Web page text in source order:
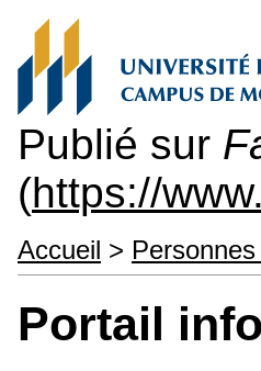
Publié sur
(https://
Accueil >
Portail